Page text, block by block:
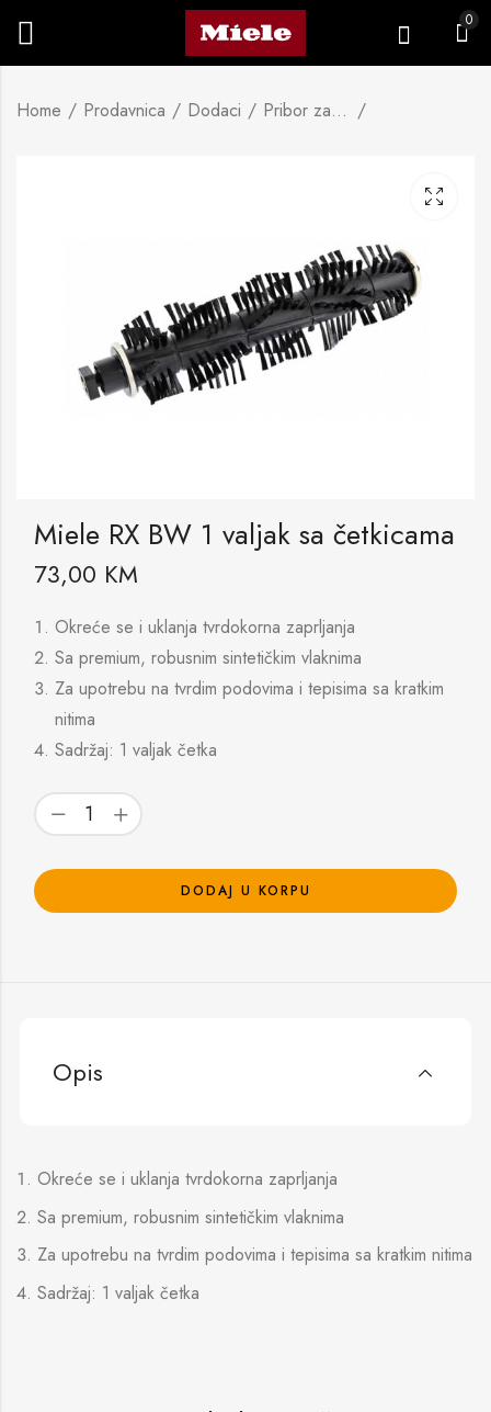
0
Home Prodavnica Dodaci Pribor za usisavač
Miele RX BW 1 valjak sa četkicama
73,00 KM
Okreće se i uklanja tvrdokorna zaprljanja
Sa premium, robusnim sintetičkim vlaknima
Za upotrebu na tvrdim podovima i tepisima sa kratkim
nitima
Sadržaj: 1 valjak četka
DODAJ U KORPU
Opis
Okreće se i uklanja tvrdokorna zaprljanja
Sa premium, robusnim sintetičkim vlaknima
Za upotrebu na tvrdim podovima i tepisima sa kratkim nitima
Sadržaj: 1 valjak četka